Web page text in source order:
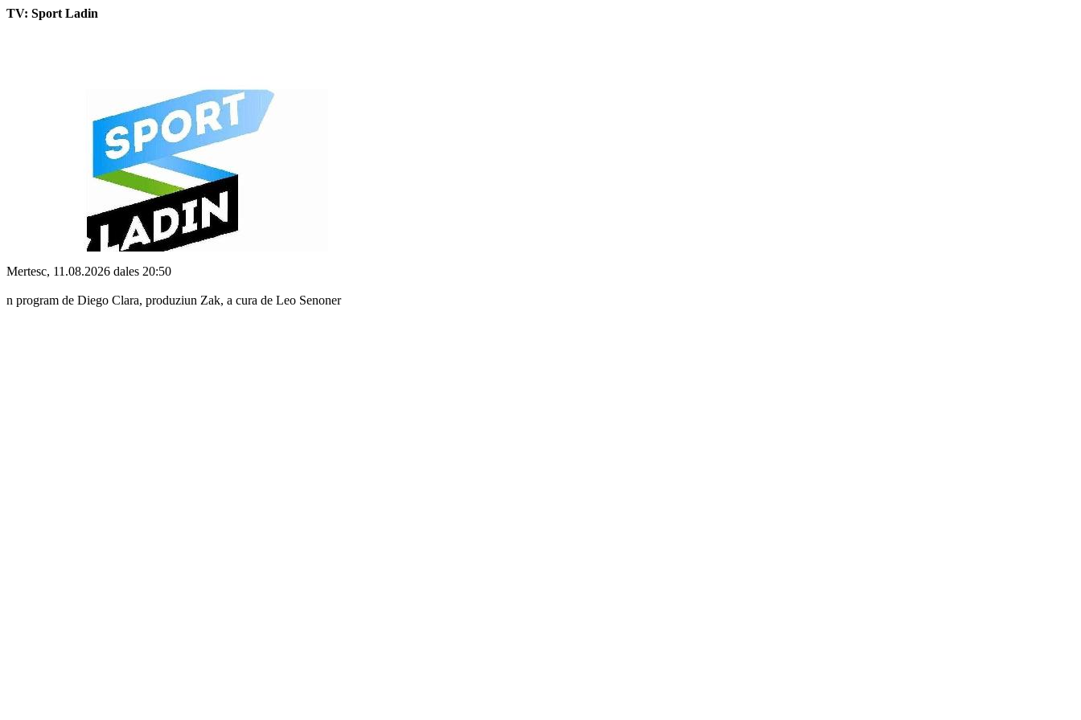
TV: Sport Ladin
Mertesc, 11.08.2026 dales 20:50
n program de Diego Clara, produziun Zak, a cura de Leo Senoner